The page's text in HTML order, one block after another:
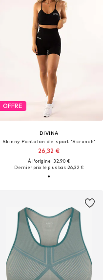
OFFRE
DIVINA
Skinny Pantalon de sport 'Scrunch'
26,32 €
À l'origine : 32,90 €
Dernier prix le plus bas :26,32 €